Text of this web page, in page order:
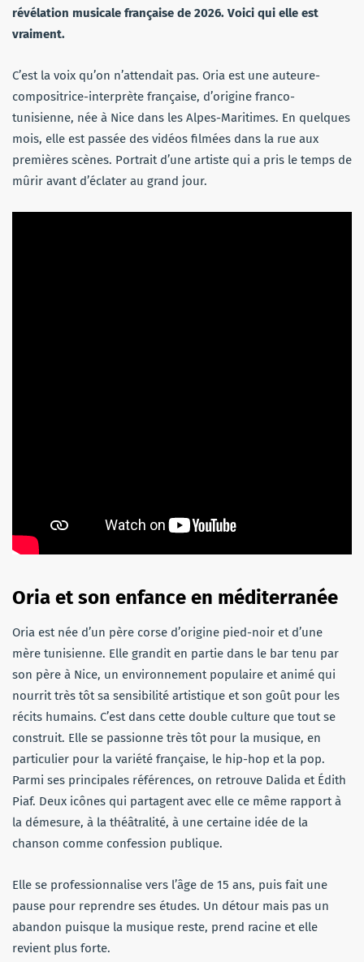
révélation musicale française de 2026. Voici qui elle est
vraiment.
C’est la voix qu’on n’attendait pas. Oria est une auteure-
compositrice-interprète française, d’origine franco-
tunisienne, née à Nice dans les Alpes-Maritimes. En quelques
mois, elle est passée des vidéos filmées dans la rue aux
premières scènes. Portrait d’une artiste qui a pris le temps de
mûrir avant d’éclater au grand jour.
Oria et son enfance en méditerranée
Oria est née d’un père corse d’origine pied-noir et d’une
mère tunisienne. Elle grandit en partie dans le bar tenu par
son père à Nice, un environnement populaire et animé qui
nourrit très tôt sa sensibilité artistique et son goût pour les
récits humains. C’est dans cette double culture que tout se
construit. Elle se passionne très tôt pour la musique, en
particulier pour la variété française, le hip-hop et la pop.
Parmi ses principales références, on retrouve Dalida et Édith
Piaf. Deux icônes qui partagent avec elle ce même rapport à
la démesure, à la théâtralité, à une certaine idée de la
chanson comme confession publique.
Elle se professionnalise vers l’âge de 15 ans, puis fait une
pause pour reprendre ses études. Un détour mais pas un
abandon puisque la musique reste, prend racine et elle
revient plus forte.